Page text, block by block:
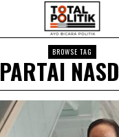
BROWSE TAG
PARTAI